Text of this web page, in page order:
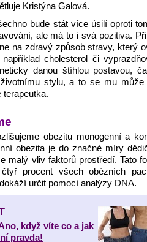
Kristýna Galová.
bude stát více úsilí oproti
ale má to i svá pozitiva.
na zdravý způsob stravy, který
cholesterol či
danou štíhlou postavou,
stylu, a to se mu může
terapeutka.
obezitu monogenní a
obezita je do značné míry
malý vliv faktorů prostředí. Tato
procent všech obézních
určit pomocí analýzy DNA.
když víte co a jak
pravda!